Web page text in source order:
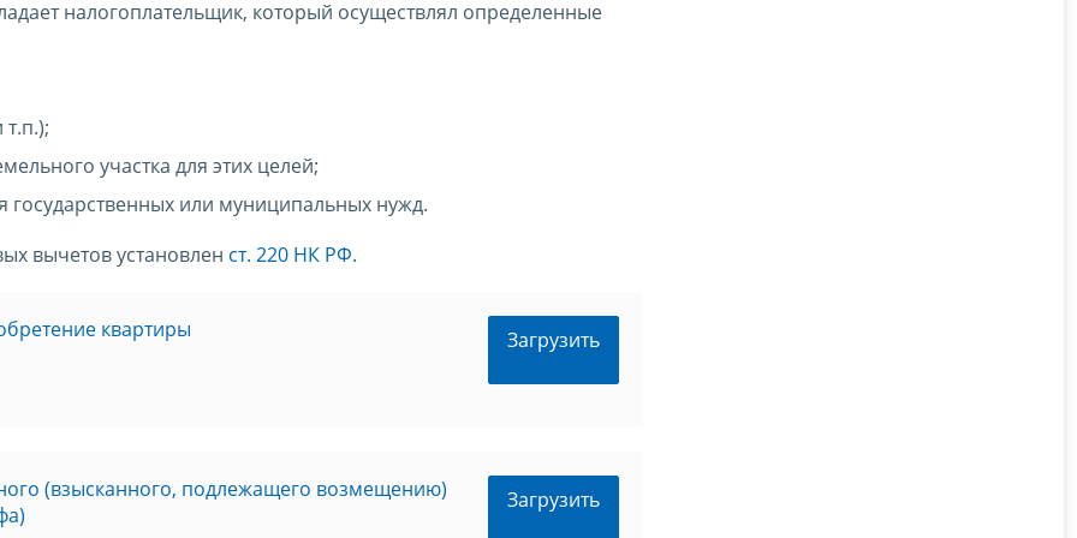
налогоплательщик, который осуществлял определенные
участка для этих целей;
государственных или муниципальных нужд.
вычетов установлен ст. 220 НК РФ.
квартиры Загрузить
(взысканного, подлежащего возмещению)
Загрузить